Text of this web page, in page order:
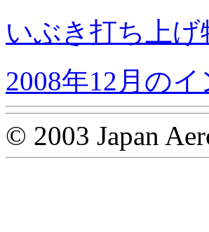
いぶき打ち上
2008年12月の
© 2003 Japan